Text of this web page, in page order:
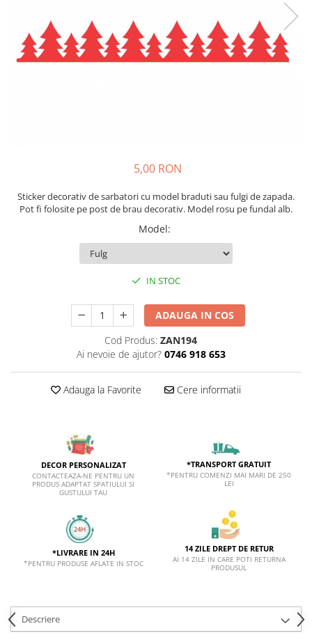
Stickere Cu Model Repetitiv
Stickere Perete Pentru Camera De
Zi
Stickere Panou Poze
5,00 RON
Sticker decorativ de sarbatori cu model braduti sau fulgi de zapada.
Pot fi folosite pe post de brau decorativ. Model rosu pe fundal alb.
Model:
IN STOC
ADAUGA IN COS
Cod Produs: ZAN194
Ai nevoie de ajutor? 0746 918 653
Adauga la Favorite Cere informatii
DECOR PERSONALIZAT
CONTACTEAZA-NE PENTRU UN
PRODUS ADAPTAT SPATIULUI SI
GUSTULUI TAU
*TRANSPORT GRATUIT
*PENTRU COMENZI MAI MARI DE 250
LEI
*LIVRARE IN 24H
*PENTRU PRODUSE AFLATE IN STOC
14 ZILE DREPT DE RETUR
AI 14 ZILE IN CARE POTI RETURNA
PRODUSUL
Descriere